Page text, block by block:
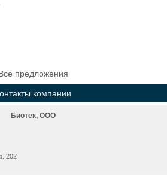
предложения
компании
Биотек, ООО
202